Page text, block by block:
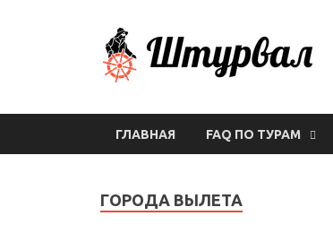
ГЛАВНАЯ FAQ ПО ТУРАМ
ГОРОДА ВЫЛЕТА